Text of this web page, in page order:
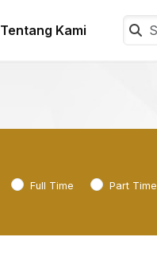
Tentang Kami
Full Time Part Time